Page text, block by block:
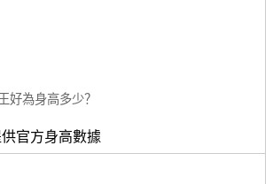
好為身高多少？
官方身高數據